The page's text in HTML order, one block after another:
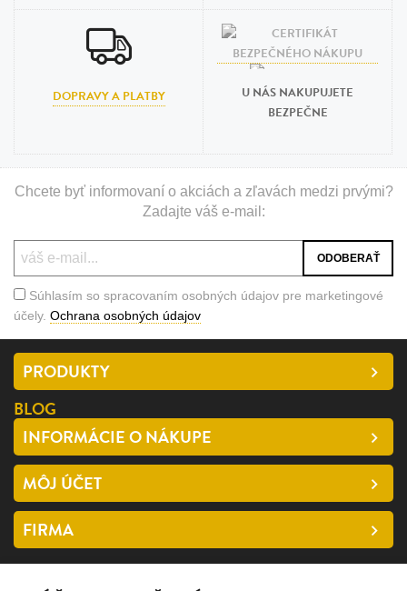
DOPRAVY A PLATBY
U NÁS NAKUPUJETE
BEZPEČNE
Chcete byť informovaní o akciách a zľavách medzi prvými?
Zadajte váš e-mail:
Súhlasím so spracovaním osobných údajov pre marketingové
účely. Ochrana osobných údajov
PRODUKTY
BLOG
INFORMÁCIE O NÁKUPE
MÔJ ÚČET
FIRMA